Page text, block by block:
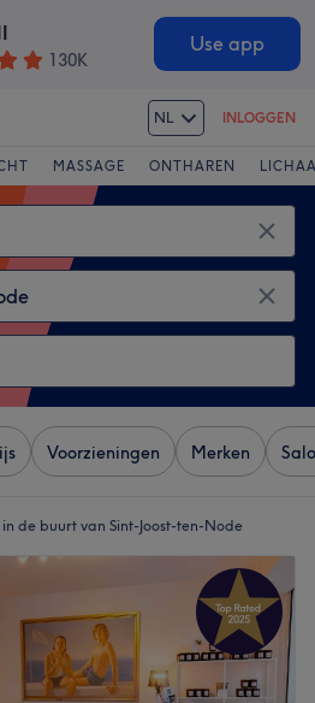
130K
Use app
NL INLOGGEN
MASSAGE ONTHAREN
Voorzieningen Merken
de buurt van Sint-Joost-ten-Node